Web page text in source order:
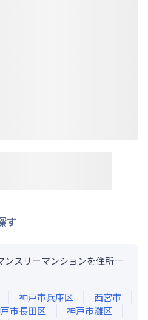
す
ンスリーマンションを住所一
神戸市兵庫区
西宮市
市長田区
神戸市灘区